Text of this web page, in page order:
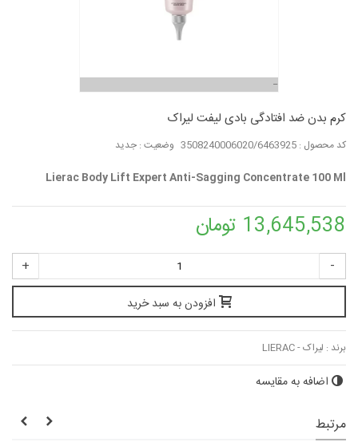
کرم بدن ضد افتادگی بادی لیفت لیراک
کد محصول : 3508240006020/6463925 وضعیت : جدید
Lierac Body Lift Expert Anti-Sagging Concentrate 100 Ml
13,645,538 تومان
-
+
افزودن به سبد خرید
برند : لیراک - LIERAC
اضافه به مقایسه
مرتبط